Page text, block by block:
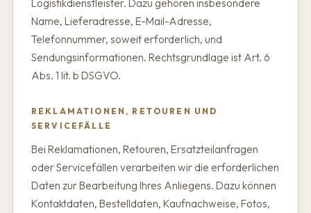
Logistikdienstleister. Dazu gehören insbesondere
Name, Lieferadresse, E-Mail-Adresse,
Telefonnummer, soweit erforderlich, und
Sendungsinformationen. Rechtsgrundlage ist Art. 6
Abs. 1 lit. b DSGVO.
REKLAMATIONEN, RETOUREN UND
SERVICEFÄLLE
Bei Reklamationen, Retouren, Ersatzteilanfragen
oder Servicefällen verarbeiten wir die erforderlichen
Daten zur Bearbeitung Ihres Anliegens. Dazu können
Kontaktdaten, Bestelldaten, Kaufnachweise, Fotos,